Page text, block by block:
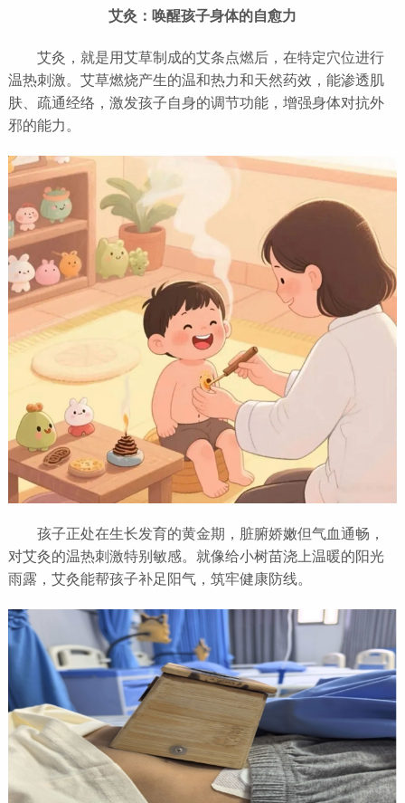
艾灸：唤醒孩子身体的自愈力
艾灸，就是用艾草制成的艾条点燃后，在特定穴位进行
温热刺激。艾草燃烧产生的温和热力和天然药效，能渗透肌
肤、疏通经络，激发孩子自身的调节功能，增强身体对抗外
邪的能力。
孩子正处在生长发育的黄金期，脏腑娇嫩但气血通畅，
对艾灸的温热刺激特别敏感。就像给小树苗浇上温暖的阳光
雨露，艾灸能帮孩子补足阳气，筑牢健康防线。